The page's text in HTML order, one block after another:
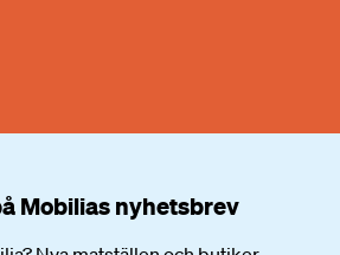
Mobilias nyhetsbrev